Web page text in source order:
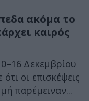
ακόμα το
καιρός
Δεκεμβρίου
οι επισκέψεις
παρέμειναν...